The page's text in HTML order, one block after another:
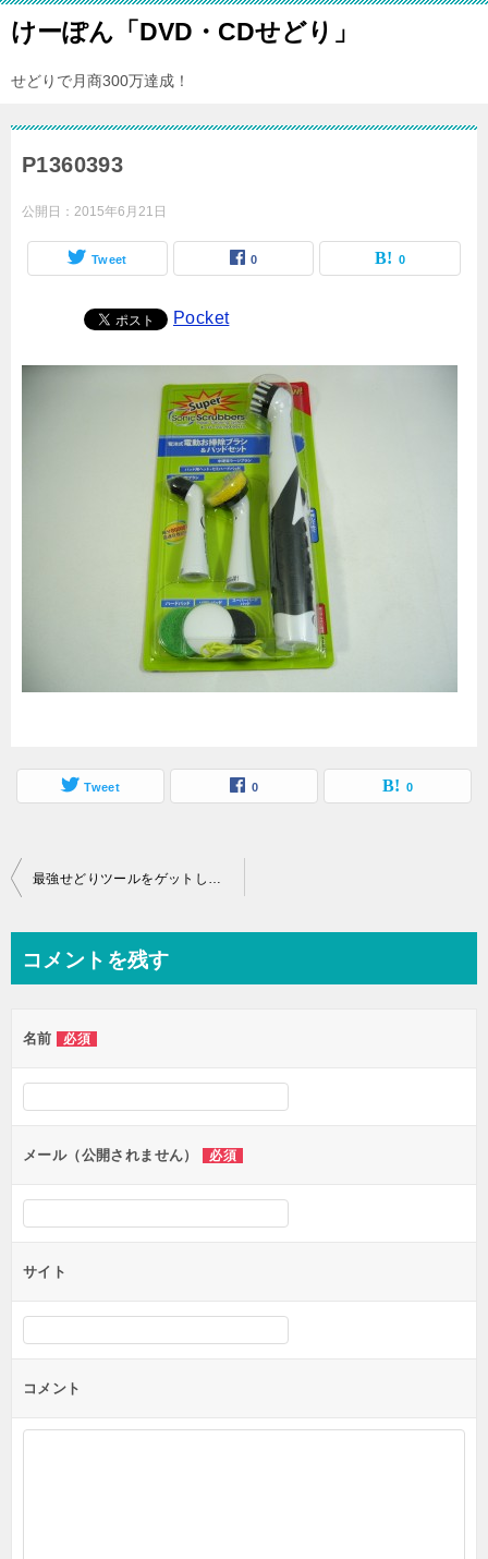
けーぽん「DVD・CDせどり」
せどりで月商300万達成！
P1360393
公開日： 2015年6月21日
Tweet 0 0
Pocket
Tweet 0 0
投
ビ
ー
シ
ン
最強せどりツールをゲットしました(^^)/６月２１日
コメントを残す
名前 必須
メール（公開されません） 必須
サイト
コメント